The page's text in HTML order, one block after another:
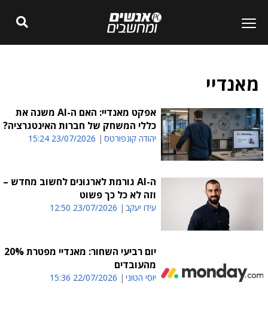
מאנדיי
אפקט מאנדיי: האם ה-AI משנה את
כללי המשחק של חברות האינטגרציה?
יהודה קונפורטס 23/07/2026 15:24
ה-AI גורמת לארגונים לחשוב מחדש –
וזה לא כל כך פשוט
עידו יעקב 23/07/2026 12:50
יום רביעי השחור: מאנדיי מפטרת 20%
מהעובדים
יוסי הטוני 22/07/2026 15:36